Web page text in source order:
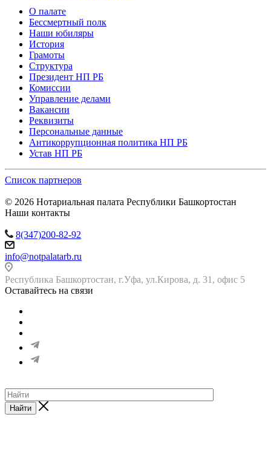
О палате
Бессмертный полк
Наши юбиляры
История
Грамоты
Структура
Президент НП РБ
Комиссии
Управление делами
Вакансии
Реквизиты
Персональные данные
Антикоррупционная политика НП РБ
Устав НП РБ
Список партнеров
© 2026 Нотариальная палата Республики Башкортостан
Наши контакты
8(347)200-82-92
info@notpalatarb.ru
Республика Башкортостан, г.Уфа, ул.Кирова, д. 31, офис 5
Оставайтесь на связи
Найти